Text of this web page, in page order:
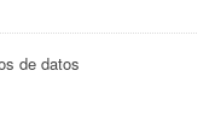
de datos